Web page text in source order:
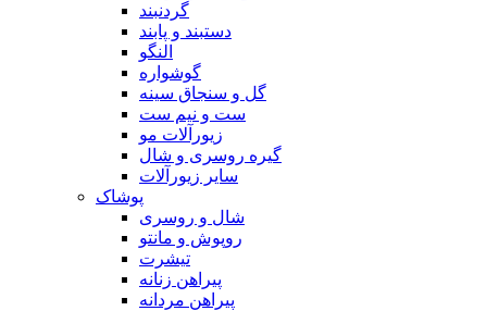
گردنبند
دستبند و پابند
النگو
گوشواره
گل و سنجاق سینه
ست و نیم ست
زیورآلات مو
گیره روسری و شال
سایر زیورآلات
پوشاک
شال و روسری
روپوش و مانتو
تیشرت
پیراهن زنانه
پیراهن مردانه